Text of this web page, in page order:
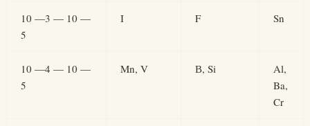
10 —3 — 10 —
5
I F Sn
10 —4 — 10 —
5
Mn, V В, Si
Al,
Ba,
Cr